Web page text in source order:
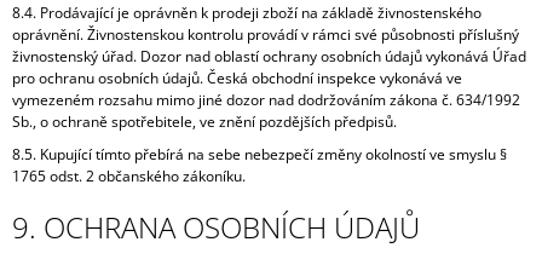
8.4. Prodávající je oprávněn k prodeji zboží na základě živnostenského
oprávnění. Živnostenskou kontrolu provádí v rámci své působnosti příslušný
živnostenský úřad. Dozor nad oblastí ochrany osobních údajů vykonává Úřad
pro ochranu osobních údajů. Česká obchodní inspekce vykonává ve
vymezeném rozsahu mimo jiné dozor nad dodržováním zákona č. 634/1992
Sb., o ochraně spotřebitele, ve znění pozdějších předpisů.
8.5. Kupující tímto přebírá na sebe nebezpečí změny okolností ve smyslu §
1765 odst. 2 občanského zákoníku.
9. OCHRANA OSOBNÍCH ÚDAJŮ